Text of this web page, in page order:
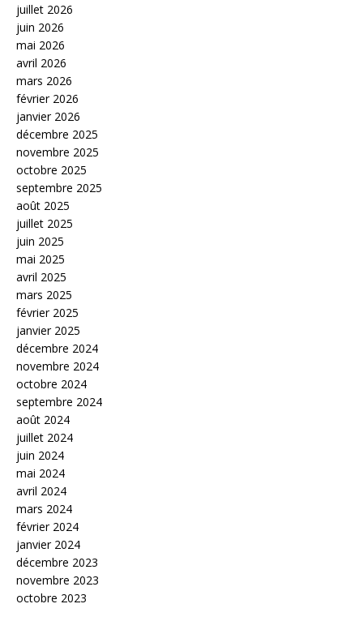
juillet 2026
juin 2026
mai 2026
avril 2026
mars 2026
février 2026
janvier 2026
décembre 2025
novembre 2025
octobre 2025
septembre 2025
août 2025
juillet 2025
juin 2025
mai 2025
avril 2025
mars 2025
février 2025
janvier 2025
décembre 2024
novembre 2024
octobre 2024
septembre 2024
août 2024
juillet 2024
juin 2024
mai 2024
avril 2024
mars 2024
février 2024
janvier 2024
décembre 2023
novembre 2023
octobre 2023